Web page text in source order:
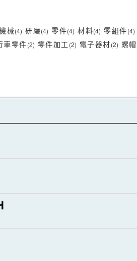
械(4) 研磨(4) 零件(4) 材料(4) 零組件(4)
車零件(2) 零件加工 (2) 電子器材(2) 螺帽